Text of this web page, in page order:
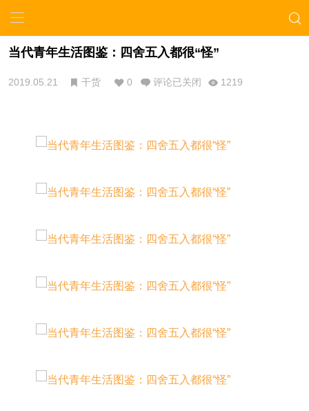
当代青年生活图鉴：四舍五入都很“怪”
2019.05.21 干货 0 评论已关闭 1219